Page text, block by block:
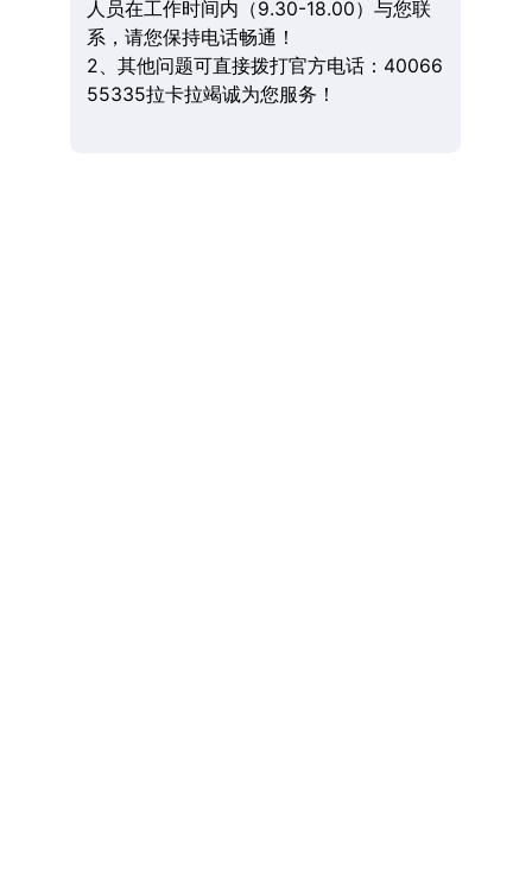
人员在工作时间内（9.30-18.00）与您联
系，请您保持电话畅通！
2、其他问题可直接拨打官方电话：40066
55335拉卡拉竭诚为您服务！